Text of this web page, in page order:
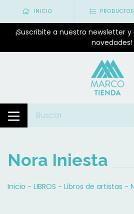
INICIO PRODUCTOS
¡Suscribite a nuestro newsletter
novedades!
Nora Iniesta
Inicio - LIBROS - Libros de artistas -